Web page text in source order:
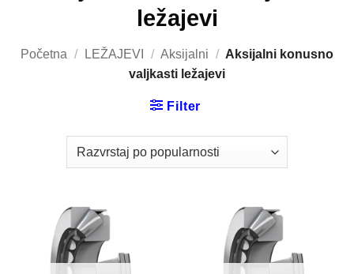
ležajevi
Početna / LEŽAJEVI / Aksijalni / Aksijalni konusno
valjkasti ležajevi
Filter